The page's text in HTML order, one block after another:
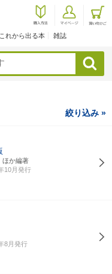
れから出る本 雑誌
検索
絞り込み »
か編著
10月発行
8月発行